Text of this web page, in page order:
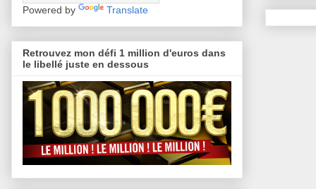
Powered by Translate
Retrouvez mon défi 1 million d'euros dans
le libellé juste en dessous